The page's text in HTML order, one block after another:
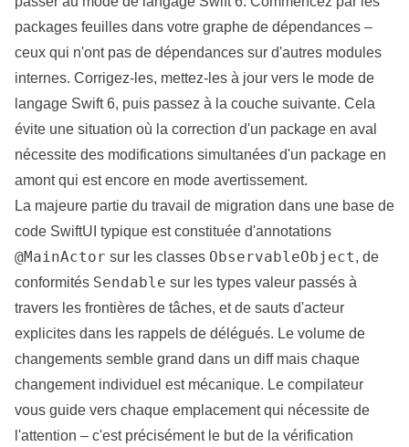
packages feuilles dans votre graphe de dépendances –
ceux qui n'ont pas de dépendances sur d'autres modules
internes. Corrigez-les, mettez-les à jour vers le mode de
langage Swift 6, puis passez à la couche suivante. Cela
évite une situation où la correction d'un package en aval
nécessite des modifications simultanées d'un package en
amont qui est encore en mode avertissement.
La majeure partie du travail de migration dans une base de
code SwiftUI typique est constituée d'annotations
@MainActor sur les classes ObservableObject, de
conformités Sendable sur les types valeur passés à
travers les frontières de tâches, et de sauts d'acteur
explicites dans les rappels de délégués. Le volume de
changements semble grand dans un diff mais chaque
changement individuel est mécanique. Le compilateur
vous guide vers chaque emplacement qui nécessite de
l'attention – c'est précisément le but de la vérification